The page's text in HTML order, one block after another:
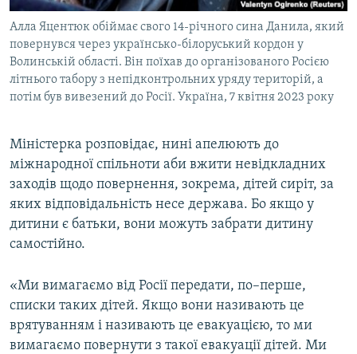
Алла Яцентюк обіймає свого 14-річного сина Данила, який
повернувся через українсько-білоруський кордон у
Волинській області. Він поїхав до організованого Росією
літнього табору з непідконтрольних уряду територій, а
потім був вивезений до Росії. Україна, 7 квітня 2023 року
Міністерка розповідає, нині апелюють до
міжнародної спільноти аби вжити невідкладних
заходів щодо повернення, зокрема, дітей сиріт, за
яких відповідальність несе держава. Бо якщо у
дитини є батьки, вони можуть забрати дитину
самостійно.
«Ми вимагаємо від Росії передати, по–перше,
списки таких дітей. Якщо вони називають це
врятуванням і називають це евакуацією, то ми
вимагаємо повернути з такої евакуації дітей. Ми